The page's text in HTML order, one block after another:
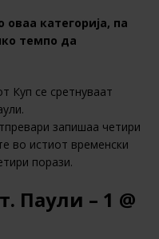
категорија, па
темпо да
Куп се сретнуваат
запишаа четири
во истиот временски
порази.
Паули – 1 @